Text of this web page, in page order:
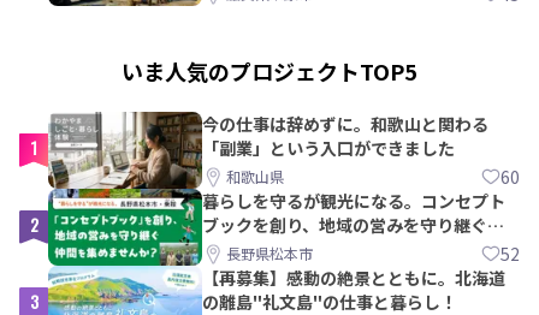
いま人気のプロジェクトTOP5
1
今の仕事は辞めずに。和歌山と関わる
「副業」という入口ができました
和歌山県 60
2
暮らしを守るが観光になる。コンセプト
ブックを創り、地域の営みを守り継ぐ仲
間を集めませんか？
長野県松本市 52
3
【再募集】感動の絶景とともに。北海道
の離島"礼文島"の仕事と暮らし！